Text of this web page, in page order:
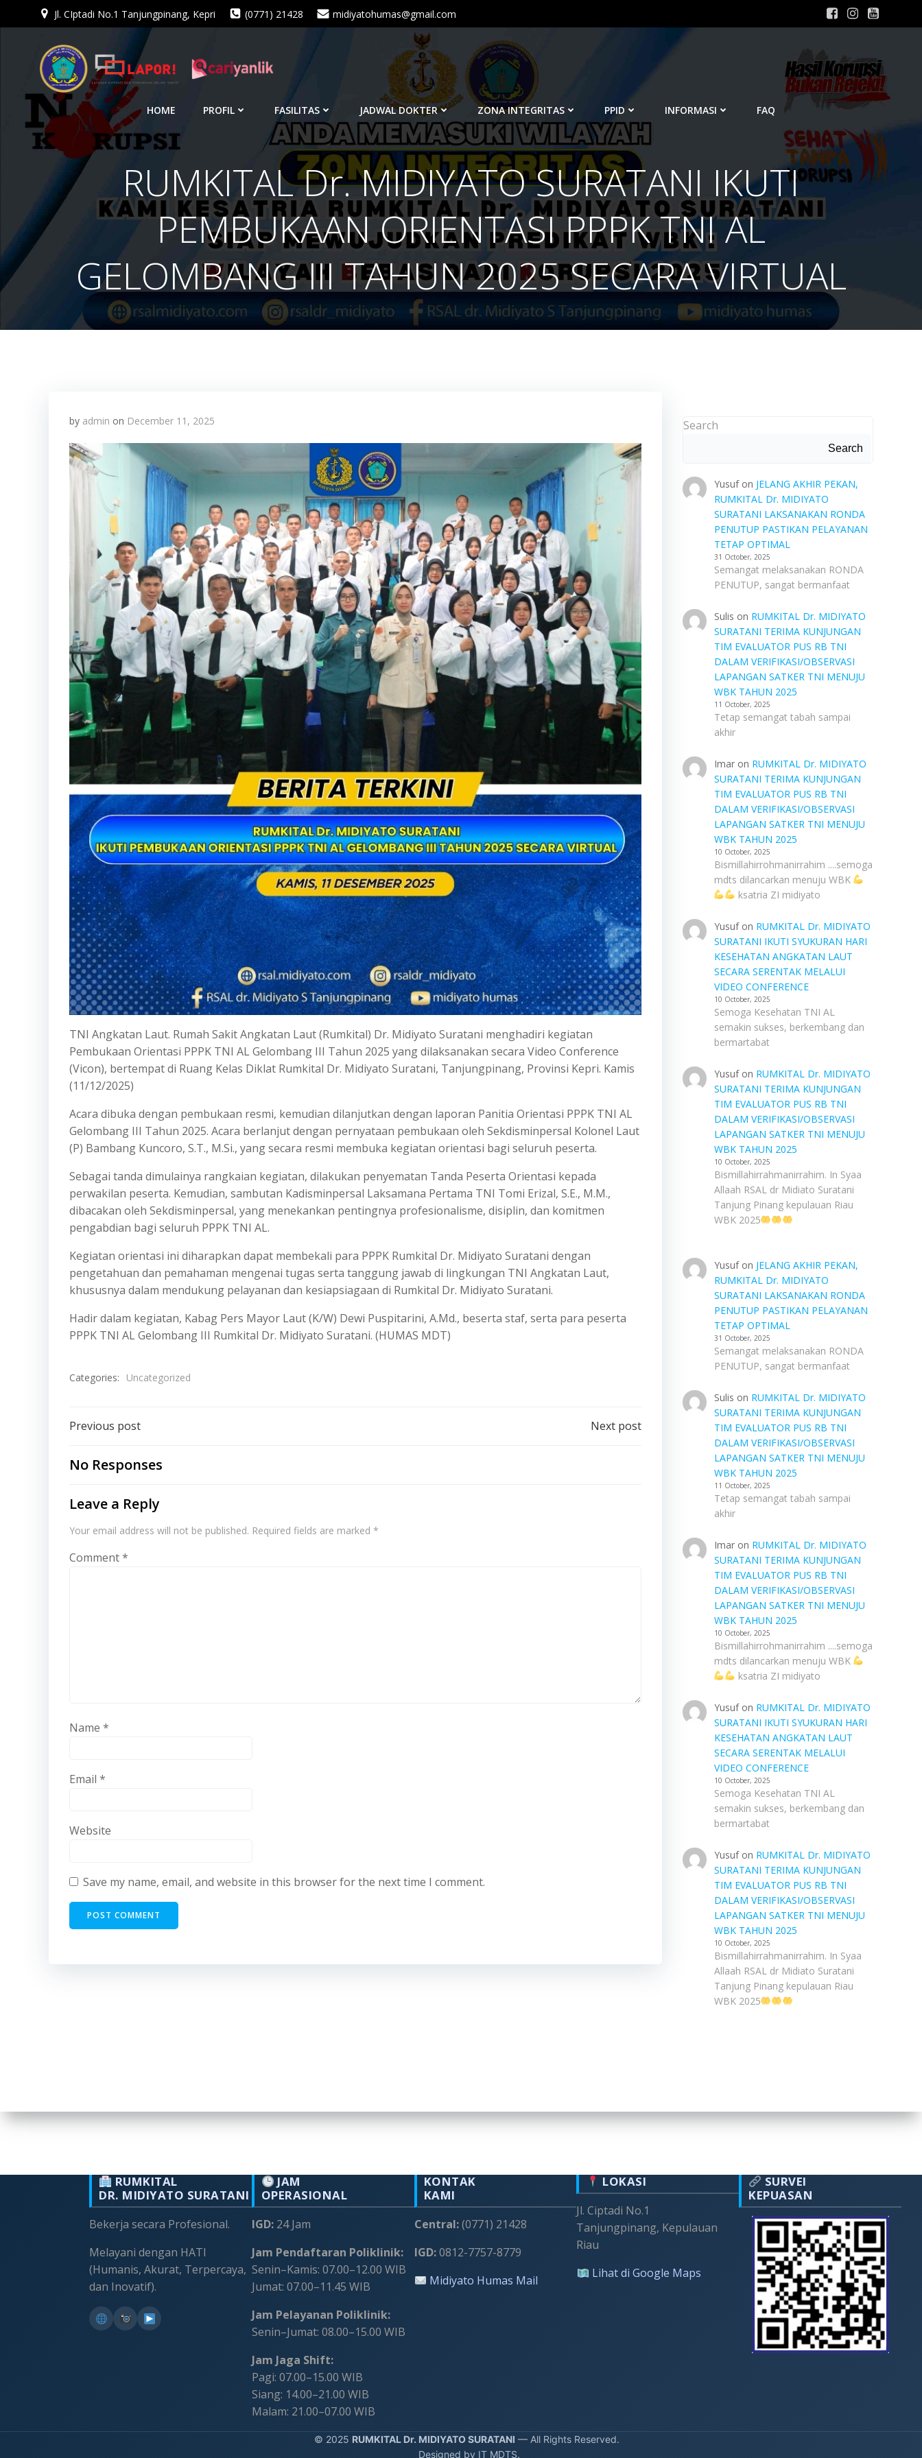
Jl. CIptadi No.1 Tanjungpinang, Kepri (0771) 21428 midiyatohumas@gmail.com
HOME PROFIL FASILITAS JADWAL DOKTER ZONA INTEGRITAS PPID INFORMASI FAQ
RUMKITAL Dr. MIDIYATO SURATANI IKUTI
PEMBUKAAN ORIENTASI PPPK TNI AL
GELOMBANG III TAHUN 2025 SECARA VIRTUAL
by admin on December 11, 2025
TNI Angkatan Laut. Rumah Sakit Angkatan Laut (Rumkital) Dr. Midiyato Suratani menghadiri kegiatan
Pembukaan Orientasi PPPK TNI AL Gelombang III Tahun 2025 yang dilaksanakan secara Video Conference
(Vicon), bertempat di Ruang Kelas Diklat Rumkital Dr. Midiyato Suratani, Tanjungpinang, Provinsi Kepri. Kamis
(11/12/2025)
Acara dibuka dengan pembukaan resmi, kemudian dilanjutkan dengan laporan Panitia Orientasi PPPK TNI AL
Gelombang III Tahun 2025. Acara berlanjut dengan pernyataan pembukaan oleh Sekdisminpersal Kolonel Laut
(P) Bambang Kuncoro, S.T., M.Si., yang secara resmi membuka kegiatan orientasi bagi seluruh peserta.
Sebagai tanda dimulainya rangkaian kegiatan, dilakukan penyematan Tanda Peserta Orientasi kepada
perwakilan peserta. Kemudian, sambutan Kadisminpersal Laksamana Pertama TNI Tomi Erizal, S.E., M.M.,
dibacakan oleh Sekdisminpersal, yang menekankan pentingnya profesionalisme, disiplin, dan komitmen
pengabdian bagi seluruh PPPK TNI AL.
Kegiatan orientasi ini diharapkan dapat membekali para PPPK Rumkital Dr. Midiyato Suratani dengan
pengetahuan dan pemahaman mengenai tugas serta tanggung jawab di lingkungan TNI Angkatan Laut,
khususnya dalam mendukung pelayanan dan kesiapsiagaan di Rumkital Dr. Midiyato Suratani.
Hadir dalam kegiatan, Kabag Pers Mayor Laut (K/W) Dewi Puspitarini, A.Md., beserta staf, serta para peserta
PPPK TNI AL Gelombang III Rumkital Dr. Midiyato Suratani. (HUMAS MDT)
Categories: Uncategorized
Post
navigation
Previous post Next post
No Responses
Leave a Reply
Your email address will not be published. Required fields are marked *
Comment*
Name *
Email *
Website
Save my name, email, and website in this browser for the next time I comment.
Search
Search
Yusufon JELANG AKHIR PEKAN,
RUMKITAL Dr. MIDIYATO
SURATANI LAKSANAKAN RONDA
PENUTUP PASTIKAN PELAYANAN
TETAP OPTIMAL
31 October, 2025
Semangat melaksanakan RONDA
PENUTUP, sangat bermanfaat
Sulis on RUMKITAL Dr. MIDIYATO
SURATANI TERIMA KUNJUNGAN
TIM EVALUATOR PUS RB TNI
DALAM VERIFIKASI/OBSERVASI
LAPANGAN SATKER TNI MENUJU
WBK TAHUN 2025
11 October, 2025
Tetap semangat tabah sampai
akhir
Imaron RUMKITAL Dr. MIDIYATO
SURATANI TERIMA KUNJUNGAN
TIM EVALUATOR PUS RB TNI
DALAM VERIFIKASI/OBSERVASI
LAPANGAN SATKER TNI MENUJU
WBK TAHUN 2025
10 October, 2025
Bismillahirrohmanirrahim ....semoga
mdts dilancarkan menuju WBK
ksatria ZI midiyato
Yusufon RUMKITAL Dr. MIDIYATO
SURATANI IKUTI SYUKURAN HARI
KESEHATAN ANGKATAN LAUT
SECARA SERENTAK MELALUI
VIDEO CONFERENCE
10 October, 2025
Semoga Kesehatan TNI AL
semakin sukses, berkembang dan
bermartabat
Yusufon RUMKITAL Dr. MIDIYATO
SURATANI TERIMA KUNJUNGAN
TIM EVALUATOR PUS RB TNI
DALAM VERIFIKASI/OBSERVASI
LAPANGAN SATKER TNI MENUJU
WBK TAHUN 2025
10 October, 2025
Bismillahirrahmanirrahim. In Syaa
Allaah RSAL dr Midiato Suratani
Tanjung Pinang kepulauan Riau
WBK 2025
Yusufon JELANG AKHIR PEKAN,
RUMKITAL Dr. MIDIYATO
SURATANI LAKSANAKAN RONDA
PENUTUP PASTIKAN PELAYANAN
TETAP OPTIMAL
31 October, 2025
Semangat melaksanakan RONDA
PENUTUP, sangat bermanfaat
Sulis on RUMKITAL Dr. MIDIYATO
SURATANI TERIMA KUNJUNGAN
TIM EVALUATOR PUS RB TNI
DALAM VERIFIKASI/OBSERVASI
LAPANGAN SATKER TNI MENUJU
WBK TAHUN 2025
11 October, 2025
Tetap semangat tabah sampai
akhir
Imaron RUMKITAL Dr. MIDIYATO
SURATANI TERIMA KUNJUNGAN
TIM EVALUATOR PUS RB TNI
DALAM VERIFIKASI/OBSERVASI
LAPANGAN SATKER TNI MENUJU
WBK TAHUN 2025
10 October, 2025
Bismillahirrohmanirrahim ....semoga
mdts dilancarkan menuju WBK
ksatria ZI midiyato
Yusufon RUMKITAL Dr. MIDIYATO
SURATANI IKUTI SYUKURAN HARI
KESEHATAN ANGKATAN LAUT
SECARA SERENTAK MELALUI
VIDEO CONFERENCE
10 October, 2025
Semoga Kesehatan TNI AL
semakin sukses, berkembang dan
bermartabat
Yusufon RUMKITAL Dr. MIDIYATO
SURATANI TERIMA KUNJUNGAN
TIM EVALUATOR PUS RB TNI
DALAM VERIFIKASI/OBSERVASI
LAPANGAN SATKER TNI MENUJU
WBK TAHUN 2025
10 October, 2025
Bismillahirrahmanirrahim. In Syaa
Allaah RSAL dr Midiato Suratani
Tanjung Pinang kepulauan Riau
WBK 2025
RUMKITAL
DR. MIDIYATO SURATANI
Bekerja secara Profesional.
Melayani dengan HATI
(Humanis, Akurat, Terpercaya,
dan Inovatif).
JAM
OPERASIONAL
IGD:24 Jam
Jam Pendaftaran Poliklinik:
Senin–Kamis: 07.00–12.00 WIB
Jumat: 07.00–11.45 WIB
Jam Pelayanan Poliklinik:
Senin–Jumat: 08.00–15.00 WIB
Jam Jaga Shift:
Pagi: 07.00–15.00 WIB
Siang: 14.00–21.00 WIB
Malam: 21.00–07.00 WIB
KONTAK
KAMI
Central:(0771) 21428
IGD:0812-7757-8779
Midiyato Humas Mail
LOKASI
Jl. Ciptadi No.1
Tanjungpinang, Kepulauan
Riau
Lihat di Google Maps
SURVEI
KEPUASAN
© 2025 RUMKITAL Dr. MIDIYATO SURATANI — All Rights Reserved.
Designed by IT MDTS.